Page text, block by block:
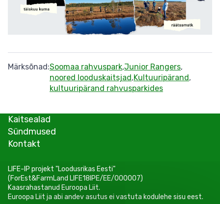
Märksõnad Soomaa rahvuspark Junior Rangers
noored looduskaitsjad Kultuuripärand
kultuuripärand rahvusparkides
Kaitsealad
Sündmused
Kontakt
LIFE-IP projekt "Loodusrikas Eesti"
(ForEst&FarmLand LIFE18IPE/EE/000007)
Kaasrahastanud Euroopa Liit.
Euroopa Liit ja abi andev asutus ei vastuta kodulehe sisu eest.